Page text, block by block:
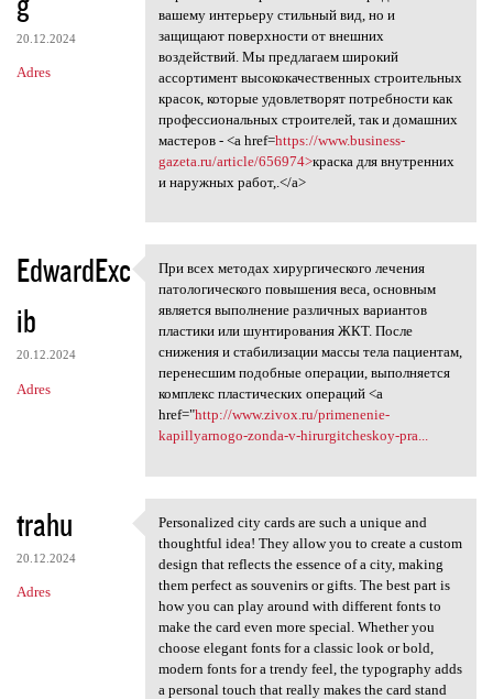
20.12.2024
Adres
вашему интерьеру стильный вид, но и
защищают поверхности от внешних
воздействий. Мы предлагаем широкий
ассортимент высококачественных строительных
красок, которые удовлетворят потребности как
профессиональных строителей, так и домашних
мастеров - <a href=https://www.business-
gazeta.ru/article/656974>краска для внутренних
и наружных работ,.</a>
EdwardExc
ib
20.12.2024
Adres
При всех методах
При всех методах хирургического лечения
патологического повышения веса, основным
является выполнение различных вариантов
пластики или шунтирования ЖКТ. После
снижения и стабилизации массы тела пациентам,
перенесшим подобные операции, выполняется
комплекс пластических операций <a
href="http://www.zivox.ru/primenenie-
kapillyarnogo-zonda-v-hirurgitcheskoy-pra...
trahu
20.12.2024
Adres
Personalized city cards are
Personalized city cards are such a unique and
thoughtful idea! They allow you to create a custom
design that reflects the essence of a city, making
them perfect as souvenirs or gifts. The best part is
how you can play around with different fonts to
make the card even more special. Whether you
choose elegant fonts for a classic look or bold,
modern fonts for a trendy feel, the typography adds
a personal touch that really makes the card stand